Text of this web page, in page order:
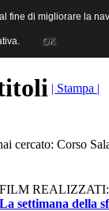
| Stampa |
cercato: Corso
FILM REALIZZATI:
La settimana della
fine di migliorare la
OK
fine di migliorare la
OK